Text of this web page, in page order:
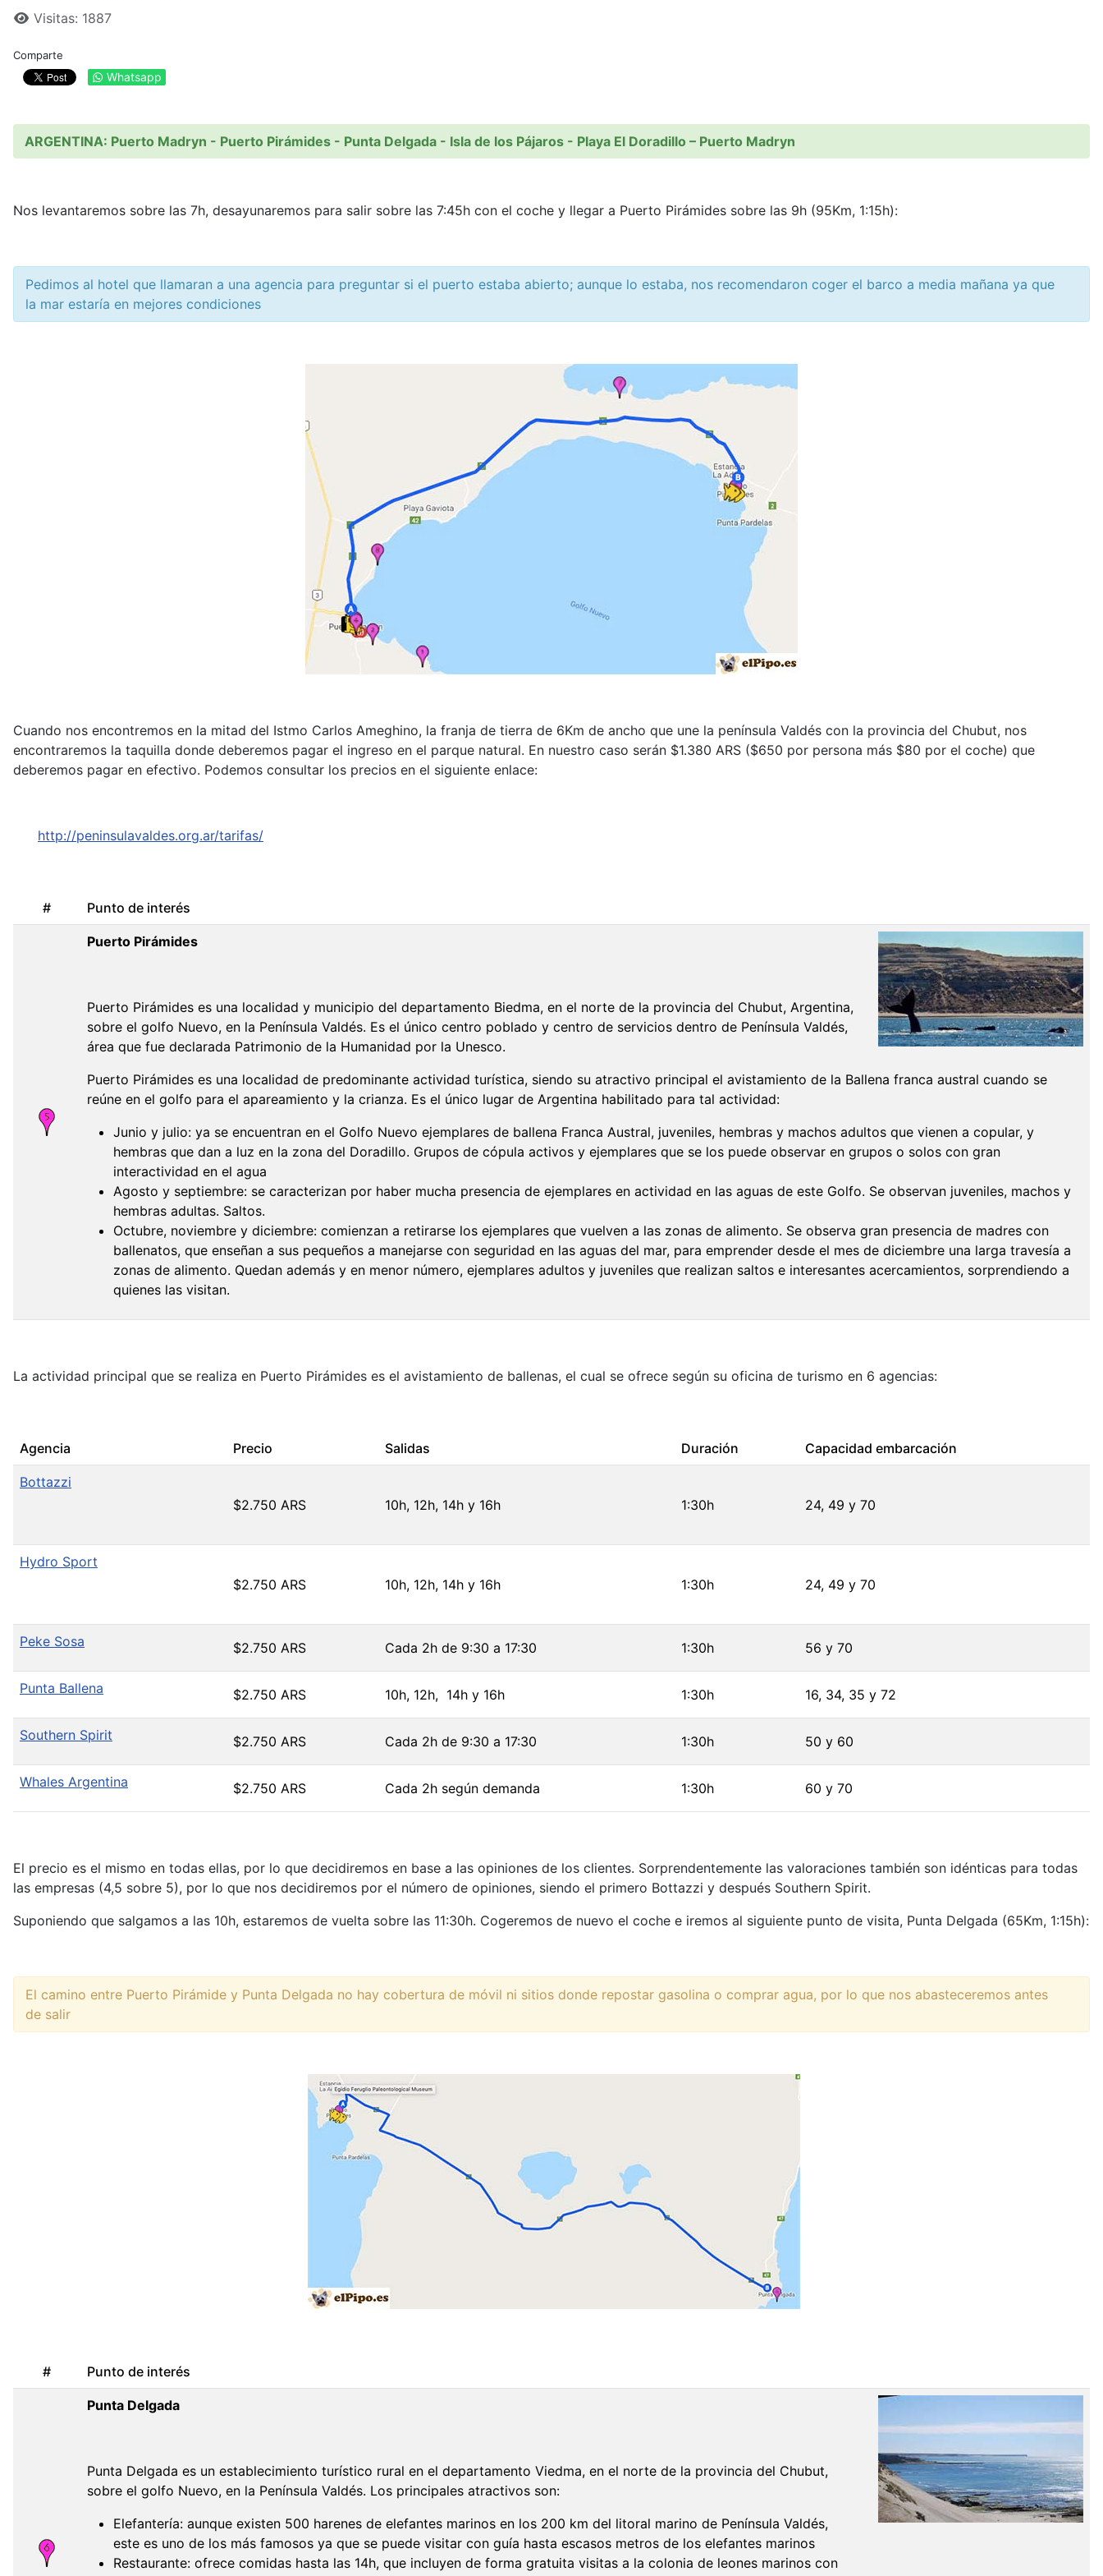
Visitas: 1887
Comparte
Whatsapp
ARGENTINA: Puerto Madryn - Puerto Pirámides - Punta Delgada - Isla de los Pájaros - Playa El Doradillo – Puerto Madryn
Nos levantaremos sobre las 7h, desayunaremos para salir sobre las 7:45h con el coche y llegar a Puerto Pirámides sobre las 9h (95Km, 1:15h):
Pedimos al hotel que llamaran a una agencia para preguntar si el puerto estaba abierto; aunque lo estaba, nos recomendaron coger el barco a media mañana ya que
la mar estaría en mejores condiciones
Cuando nos encontremos en la mitad del Istmo Carlos Ameghino, la franja de tierra de 6Km de ancho que une la península Valdés con la provincia del Chubut, nos
encontraremos la taquilla donde deberemos pagar el ingreso en el parque natural. En nuestro caso serán $1.380 ARS ($650 por persona más $80 por el coche) que
deberemos pagar en efectivo. Podemos consultar los precios en el siguiente enlace:
http://peninsulavaldes.org.ar/tarifas/
# Punto de interés
Puerto Pirámides
Puerto Pirámides es una localidad y municipio del departamento Biedma, en el norte de la provincia del Chubut, Argentina,
sobre el golfo Nuevo, en la Península Valdés. Es el único centro poblado y centro de servicios dentro de Península Valdés,
área que fue declarada Patrimonio de la Humanidad por la Unesco.
Puerto Pirámides es una localidad de predominante actividad turística, siendo su atractivo principal el avistamiento de la Ballena franca austral cuando se
reúne en el golfo para el apareamiento y la crianza. Es el único lugar de Argentina habilitado para tal actividad:
Junio y julio: ya se encuentran en el Golfo Nuevo ejemplares de ballena Franca Austral, juveniles, hembras y machos adultos que vienen a copular, y
hembras que dan a luz en la zona del Doradillo. Grupos de cópula activos y ejemplares que se los puede observar en grupos o solos con gran
interactividad en el agua
Agosto y septiembre: se caracterizan por haber mucha presencia de ejemplares en actividad en las aguas de este Golfo. Se observan juveniles, machos y
hembras adultas. Saltos.
Octubre, noviembre y diciembre: comienzan a retirarse los ejemplares que vuelven a las zonas de alimento. Se observa gran presencia de madres con
ballenatos, que enseñan a sus pequeños a manejarse con seguridad en las aguas del mar, para emprender desde el mes de diciembre una larga travesía a
zonas de alimento. Quedan además y en menor número, ejemplares adultos y juveniles que realizan saltos e interesantes acercamientos, sorprendiendo a
quienes las visitan.
La actividad principal que se realiza en Puerto Pirámides es el avistamiento de ballenas, el cual se ofrece según su oficina de turismo en 6 agencias:
Agencia Precio Salidas Duración Capacidad embarcación
Bottazzi
$2.750 ARS
10h, 12h, 14h y 16h 1:30h 24, 49 y 70
Hydro Sport
$2.750 ARS
10h, 12h, 14h y 16h 1:30h 24, 49 y 70
Peke Sosa $2.750 ARS Cada 2h de 9:30 a 17:30 1:30h 56 y 70
Punta Ballena $2.750 ARS 10h, 12h, 14h y 16h 1:30h 16, 34, 35 y 72
Southern Spirit $2.750 ARS Cada 2h de 9:30 a 17:30 1:30h 50 y 60
Whales Argentina $2.750 ARS Cada 2h según demanda 1:30h 60 y 70
El precio es el mismo en todas ellas, por lo que decidiremos en base a las opiniones de los clientes. Sorprendentemente las valoraciones también son idénticas para todas
las empresas (4,5 sobre 5), por lo que nos decidiremos por el número de opiniones, siendo el primero Bottazzi y después Southern Spirit.
Suponiendo que salgamos a las 10h, estaremos de vuelta sobre las 11:30h. Cogeremos de nuevo el coche e iremos al siguiente punto de visita, Punta Delgada (65Km, 1:15h):
El camino entre Puerto Pirámide y Punta Delgada no hay cobertura de móvil ni sitios donde repostar gasolina o comprar agua, por lo que nos abasteceremos antes
de salir
# Punto de interés
Punta Delgada
Punta Delgada es un establecimiento turístico rural en el departamento Viedma, en el norte de la provincia del Chubut,
sobre el golfo Nuevo, en la Península Valdés. Los principales atractivos son:
Elefantería: aunque existen 500 harenes de elefantes marinos en los 200 km del litoral marino de Península Valdés,
este es uno de los más famosos ya que se puede visitar con guía hasta escasos metros de los elefantes marinos
Restaurante: ofrece comidas hasta las 14h, que incluyen de forma gratuita visitas a la colonia de leones marinos con